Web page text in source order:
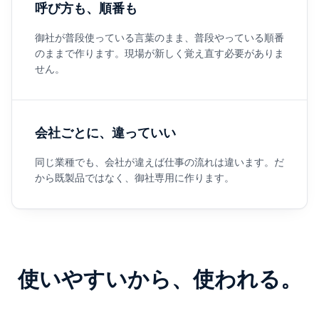
呼び方も、順番も
御社が普段使っている言葉のまま、普段やっている順番
のままで作ります。現場が新しく覚え直す必要がありま
せん。
会社ごとに、違っていい
同じ業種でも、会社が違えば仕事の流れは違います。だ
から既製品ではなく、御社専用に作ります。
使いやすいから、使われる。